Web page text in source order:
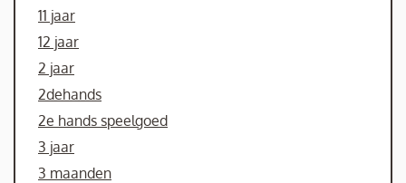
11 jaar
12 jaar
2 jaar
2dehands
2e hands speelgoed
3 jaar
3 maanden